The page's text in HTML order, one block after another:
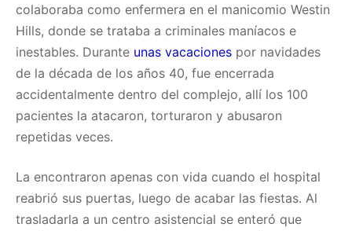
colaboraba como enfermera en el manicomio Westin
Hills, donde se trataba a criminales maníacos e
inestables. Durante unas vacaciones por navidades
de la década de los años 40, fue encerrada
accidentalmente dentro del complejo, allí los 100
pacientes la atacaron, torturaron y abusaron
repetidas veces.
La encontraron apenas con vida cuando el hospital
reabrió sus puertas, luego de acabar las fiestas. Al
trasladarla a un centro asistencial se enteró que